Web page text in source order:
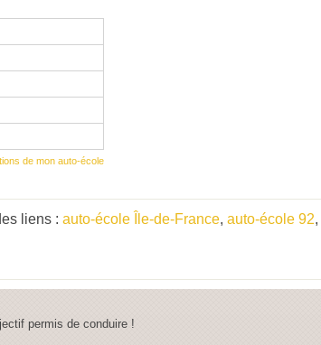
de mon auto-école
liens : auto-école Île-de-France, auto-école 92,
permis de conduire !